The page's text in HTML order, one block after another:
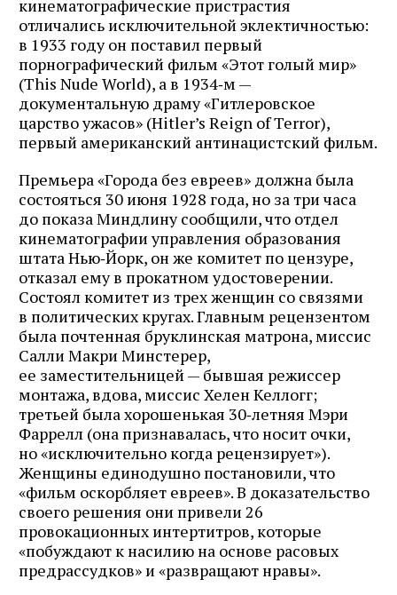
кинематографические пристрастия
отличались исключительной эклектичностью:
в 1933 году он поставил первый
порнографический фильм «Этот голый мир»
(This Nude World), а в 1934‑м —
документальную драму «Гитлеровское
царство ужасов» (Hitler’s Reign of Terror),
первый американский антинацистский фильм.
Премьера «Города без евреев» должна была
состояться 30 июня 1928 года, но за три часа
до показа Миндлину сообщили, что отдел
кинематографии управления образования
штата Нью‑Йорк, он же комитет по цензуре,
отказал ему в прокатном удостоверении.
Состоял комитет из трех женщин со связями
в политических кругах. Главным рецензентом
была почтенная бруклинская матрона, миссис
Салли Макри Минстерер,
ее заместительницей — бывшая режиссер
монтажа, вдова, миссис Хелен Келлогг;
третьей была хорошенькая 30‑летняя Мэри
Фаррелл (она признавалась, что носит очки,
но «исключительно когда рецензирует»).
Женщины единодушно постановили, что
«фильм оскорбляет евреев». В доказательство
своего решения они привели 26
провокационных интертитров, которые
«побуждают к насилию на основе расовых
предрассудков» и «развращают нравы».
почте
Подписаться